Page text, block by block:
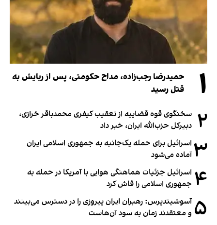
۱
حمیدرضا رجب‌زاده، مداح حکومتی، پس از ربایش به
قتل رسید
۲ سخنگوی قوه قضاییه از تعقیب کیفری محمدباقر خرازی،
دبیر‌کل حزب‌الله ایران، خبر داد
۳ اسرائیل برای حمله یک‌جانبه به جمهوری اسلامی ایران
آماده می‌شود
۴ اسرائیل جزئیات هماهنگی هوایی با آمریکا در حمله به
جمهوری اسلامی را فاش کرد
۵ آسوشیتدپرس: رهبران ایران پیروزی را در دسترس می‌بینند
و معتقدند زمان به سود آن‌هاست